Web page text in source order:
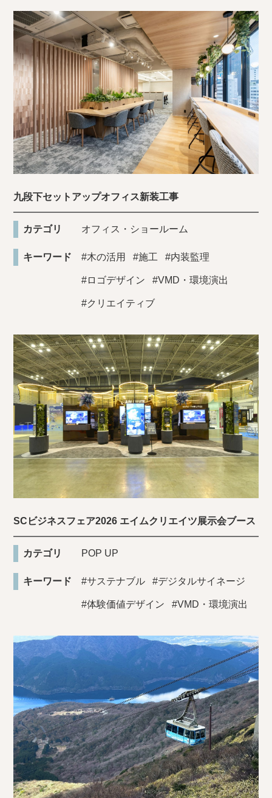
九段下セットアップオフィス新装工事
カテゴリ オフィス・ショールーム
キーワード #木の活用 #施工 #内装監理
#ロゴデザイン #VMD・環境演出
#クリエイティブ
SCビジネスフェア2026 エイムクリエイツ展示会ブース
カテゴリ POP UP
キーワード #サステナブル #デジタルサイネージ
#体験価値デザイン #VMD・環境演出